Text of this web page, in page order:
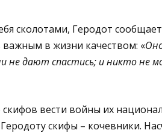
сколотами, Геродот
важным в жизни качеством: «
не дают спастись; и никто не
скифов вести войны их
скифы – кочевники.